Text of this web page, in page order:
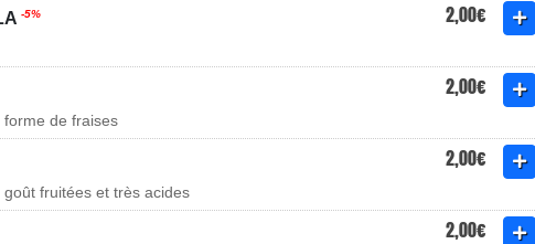
-5% 2,00€
2,00€
forme de fraises
2,00€
fruitées et très acides
2,00€